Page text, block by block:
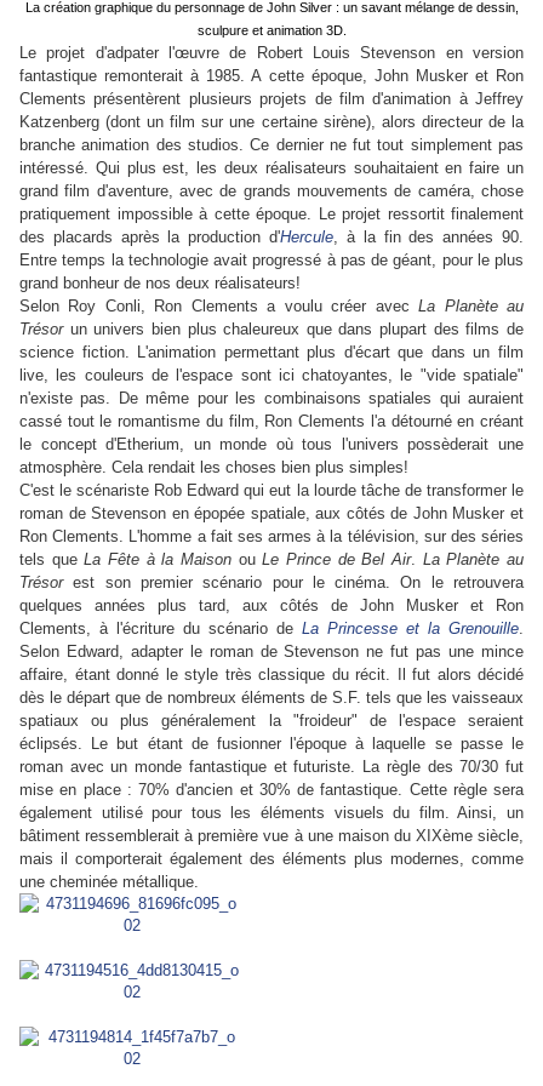
La création graphique du personnage de John Silver : un savant mélange de dessin,
sculpure et animation 3D.
Le projet d'adpater l'œuvre de Robert Louis Stevenson en version
fantastique remonterait à 1985. A cette époque, John Musker et Ron
Clements présentèrent plusieurs projets de film d'animation à Jeffrey
Katzenberg (dont un film sur une certaine sirène), alors directeur de la
branche animation des studios. Ce dernier ne fut tout simplement pas
intéressé. Qui plus est, les deux réalisateurs souhaitaient en faire un
grand film d'aventure, avec de grands mouvements de caméra, chose
pratiquement impossible à cette époque. Le projet ressortit finalement
des placards après la production d'Hercule, à la fin des années 90.
Entre temps la technologie avait progressé à pas de géant, pour le plus
grand bonheur de nos deux réalisateurs!
Selon Roy Conli, Ron Clements a voulu créer avecLa Planète au
Trésorun univers bien plus chaleureux que dans plupart des films de
science fiction. L'animation permettant plus d'écart que dans un film
live, les couleurs de l'espace sont ici chatoyantes, le "vide spatiale"
n'existe pas. De même pour les combinaisons spatiales qui auraient
cassé tout le romantisme du film, Ron Clements l'a détourné en créant
le concept d'Etherium, un monde où tous l'univers possèderait une
atmosphère. Cela rendait les choses bien plus simples!
C'est le scénariste Rob Edward qui eut la lourde tâche de transformer le
roman de Stevenson en épopée spatiale, aux côtés de John Musker et
Ron Clements. L'homme a fait ses armes à la télévision, sur des séries
tels queLa Fête à la Maison ouLe Prince de Bel Air. La Planète au
Trésorest son premier scénario pour le cinéma. On le retrouvera
quelques années plus tard, aux côtés de John Musker et Ron
Clements, à l'écriture du scénario de La Princesse et la Grenouille.
Selon Edward, adapter le roman de Stevenson ne fut pas une mince
affaire, étant donné le style très classique du récit. Il fut alors décidé
dès le départ que de nombreux éléments de S.F. tels que les vaisseaux
spatiaux ou plus généralement la "froideur" de l'espace seraient
éclipsés. Le but étant de fusionner l'époque à laquelle se passe le
roman avec un monde fantastique et futuriste. La règle des 70/30 fut
mise en place : 70% d'ancien et 30% de fantastique. Cette règle sera
également utilisé pour tous les éléments visuels du film. Ainsi, un
bâtiment ressemblerait à première vue à une maison du XIXème siècle,
mais il comporterait également des éléments plus modernes, comme
une cheminée métallique.